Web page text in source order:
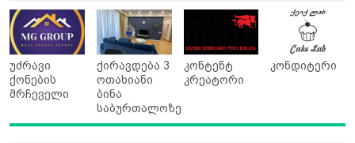
უძრავი
ქონების
მრჩეველი
ქირავდება 3
ოთახიანი
ბინა
საბურთალოზე
კონტენტ
კრეატორი
კონდიტერი